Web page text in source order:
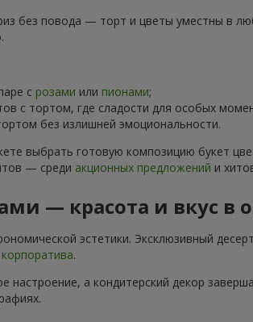
без повода — торт и цветы уместны в
с розами или пионами;
с тортом, где сладости для особых
без излишней эмоциональности.
выбрать готовую композицию букет
— среди акционных предложений и
— красота и вкус в
эстетики. Эксклюзивный
корпоратива.
а кондитерский декор